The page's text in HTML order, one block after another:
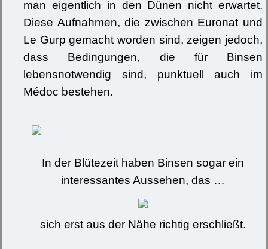
man eigentlich in den Dünen nicht erwartet.
Diese Aufnahmen, die zwischen Euronat und
Le Gurp gemacht worden sind, zeigen jedoch,
dass Bedingungen, die für Binsen
lebensnotwendig sind, punktuell auch im
Médoc bestehen.
In der Blütezeit haben Binsen sogar ein
interessantes Aussehen, das …
sich erst aus der Nähe richtig erschließt.